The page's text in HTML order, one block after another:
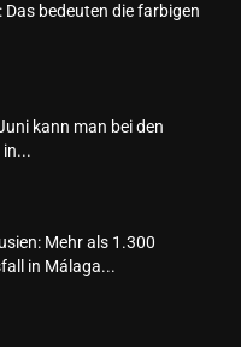
Das bedeuten die farbigen
kann man bei den
Mehr als 1.300
in Málaga...